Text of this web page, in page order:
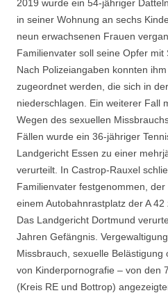
2019 wurde ein 54-jähriger
in seiner Wohnung an sechs
neun erwachsenen Frauen
Familienvater soll seine Opfer mit
Nach Polizeiangaben konnten
zugeordnet werden, die sich in
niederschlagen. Ein weiterer Fall
Wegen des sexuellen
Fällen wurde ein 36-jähriger
Landgericht Essen zu einer
verurteilt. In Castrop-Rauxel
Familienvater festgenommen,
einem Autobahnrastplatz der A
Das Landgericht Dortmund
Jahren Gefängnis.
Missbrauch, sexuelle Belästigung
von Kinderpornografie – von den
(Kreis RE und Bottrop)